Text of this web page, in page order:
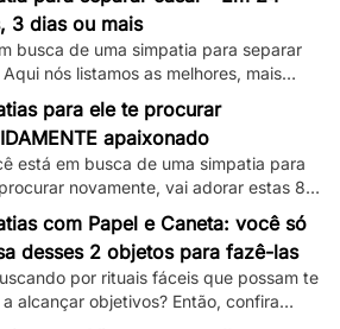
3 dias ou mais
busca de uma simpatia para separar
Aqui nós listamos as melhores, mais
e mais funcionais simpatias desse tipo!
para ele te procurar
apaixonado
está em busca de uma simpatia para
novamente, vai adorar estas 8
de amor e amarração que
com Papel e Caneta: você só
desses 2 objetos para fazê-las
por rituais fáceis que possam te
alcançar objetivos? Então, confira
com papel e caneta.